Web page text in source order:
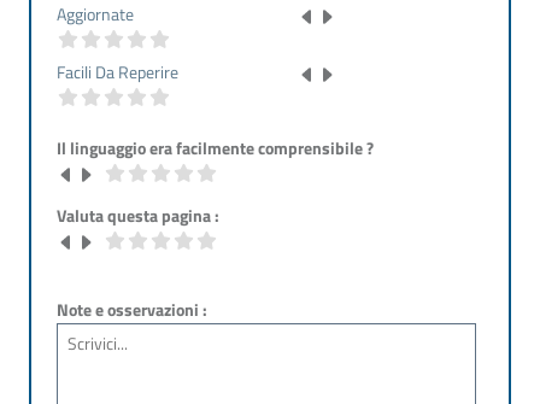
Aggiornate
Facili Da Reperire
Il linguaggio era facilmente comprensibile ?
Valuta questa pagina :
Note e osservazioni :